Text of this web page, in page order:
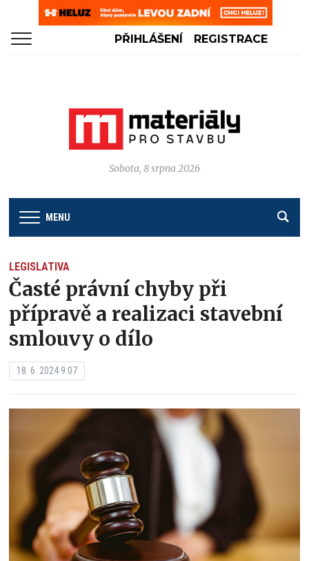
PŘIHLÁŠENÍ REGISTRACE
Sobota, 8 srpna 2026
MENU
LEGISLATIVA
Časté právní chyby při
přípravě a realizaci stavební
smlouvy o dílo
18. 6. 2024 9:07